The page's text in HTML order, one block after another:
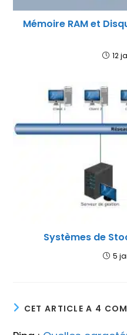
Mémoire RAM et
12
Systèmes de
5
CET ARTICLE A 4